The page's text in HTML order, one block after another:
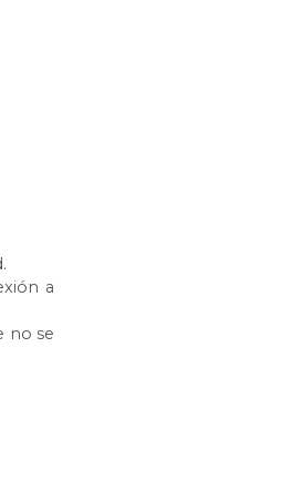
a
no se